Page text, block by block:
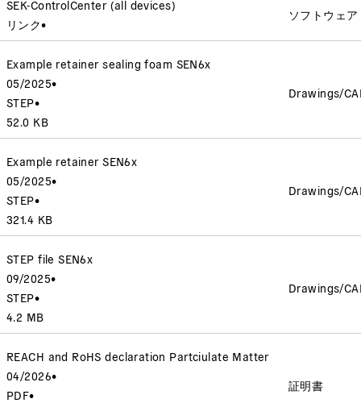
SEK-ControlCenter (all devices)
リンク•
ソフトウェア
Example retainer sealing foam SEN6x
05/2025•
STEP•
52.0 KB
Drawings/
Example retainer SEN6x
05/2025•
STEP•
321.4 KB
Drawings/
STEP file SEN6x
09/2025•
STEP•
4.2 MB
Drawings/
REACH and RoHS declaration Partciulate Matter
04/2026•
PDF•
証明書